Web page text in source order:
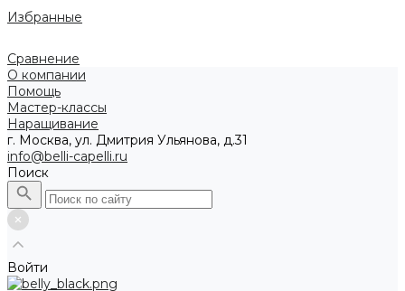
Избранные
Сравнение
О компании
Помощь
Мастер-классы
Наращивание
г. Москва, ул. Дмитрия Ульянова, д.31
info@belli-capelli.ru
Поиск
Войти